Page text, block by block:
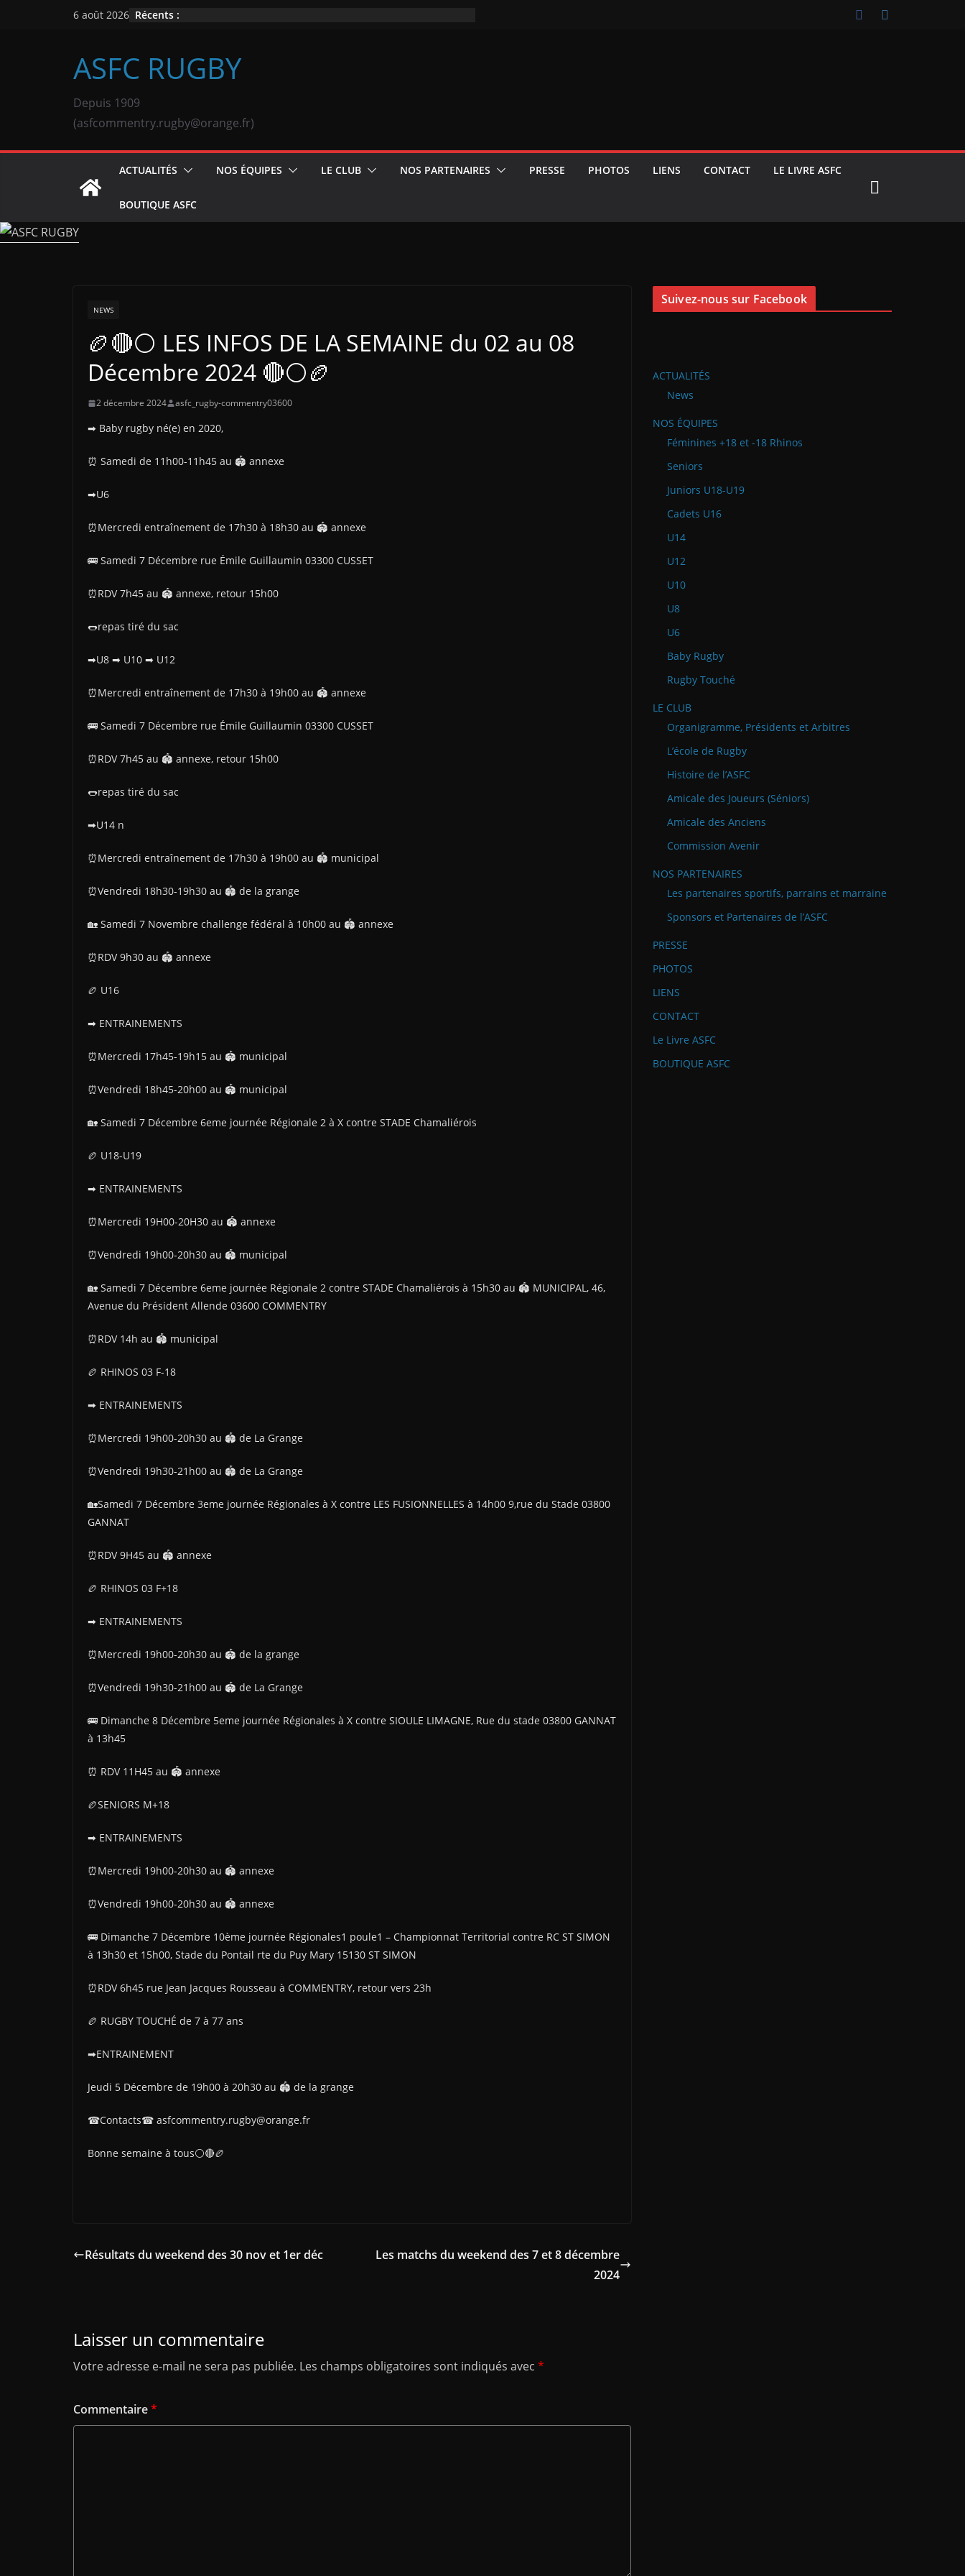
6 août 2026 Récents :
ASFC RUGBY
Depuis 1909
(asfcommentry.rugby@orange.fr)
ACTUALITÉS NOS ÉQUIPES LE CLUB NOS PARTENAIRES PRESSE PHOTOS LIENS CONTACT LE LIVRE ASFC
BOUTIQUE ASFC
NEWS
🏉🔴⚪ LES INFOS DE LA SEMAINE du 02 au 08
Décembre 2024 🔴⚪🏉
2 décembre 2024 asfc_rugby-commentry03600
➡ Baby rugby né(e) en 2020,
⏰ Samedi de 11h00-11h45 au 🏟 annexe
➡U6
⏰Mercredi entraînement de 17h30 à 18h30 au 🏟 annexe
🚌 Samedi 7 Décembre rue Émile Guillaumin 03300 CUSSET
⏰RDV 7h45 au 🏟 annexe, retour 15h00
🌭repas tiré du sac
➡U8 ➡ U10 ➡ U12
⏰Mercredi entraînement de 17h30 à 19h00 au 🏟 annexe
🚌 Samedi 7 Décembre rue Émile Guillaumin 03300 CUSSET
⏰RDV 7h45 au 🏟 annexe, retour 15h00
🌭repas tiré du sac
➡U14 n
⏰Mercredi entraînement de 17h30 à 19h00 au 🏟 municipal
⏰Vendredi 18h30-19h30 au 🏟 de la grange
🏡 Samedi 7 Novembre challenge fédéral à 10h00 au 🏟 annexe
⏰RDV 9h30 au 🏟 annexe
🏉 U16
➡ ENTRAINEMENTS
⏰Mercredi 17h45-19h15 au 🏟 municipal
⏰Vendredi 18h45-20h00 au 🏟 municipal
🏡 Samedi 7 Décembre 6eme journée Régionale 2 à X contre STADE Chamaliérois
🏉 U18-U19
➡ ENTRAINEMENTS
⏰Mercredi 19H00-20H30 au 🏟 annexe
⏰Vendredi 19h00-20h30 au 🏟 municipal
🏡 Samedi 7 Décembre 6eme journée Régionale 2 contre STADE Chamaliérois à 15h30 au 🏟 MUNICIPAL, 46,
Avenue du Président Allende 03600 COMMENTRY
⏰RDV 14h au 🏟 municipal
🏉 RHINOS 03 F-18
➡ ENTRAINEMENTS
⏰Mercredi 19h00-20h30 au 🏟 de La Grange
⏰Vendredi 19h30-21h00 au 🏟 de La Grange
🏡Samedi 7 Décembre 3eme journée Régionales à X contre LES FUSIONNELLES à 14h00 9,rue du Stade 03800
GANNAT
⏰RDV 9H45 au 🏟 annexe
🏉 RHINOS 03 F+18
➡ ENTRAINEMENTS
⏰Mercredi 19h00-20h30 au 🏟 de la grange
⏰Vendredi 19h30-21h00 au 🏟 de La Grange
🚌 Dimanche 8 Décembre 5eme journée Régionales à X contre SIOULE LIMAGNE, Rue du stade 03800 GANNAT
à 13h45
⏰ RDV 11H45 au 🏟 annexe
🏉SENIORS M+18
➡ ENTRAINEMENTS
⏰Mercredi 19h00-20h30 au 🏟 annexe
⏰Vendredi 19h00-20h30 au 🏟 annexe
🚌 Dimanche 7 Décembre 10ème journée Régionales1 poule1 – Championnat Territorial contre RC ST SIMON
à 13h30 et 15h00, Stade du Pontail rte du Puy Mary 15130 ST SIMON
⏰RDV 6h45 rue Jean Jacques Rousseau à COMMENTRY, retour vers 23h
🏉 RUGBY TOUCHÉ de 7 à 77 ans
➡ENTRAINEMENT
Jeudi 5 Décembre de 19h00 à 20h30 au 🏟 de la grange
☎Contacts☎ asfcommentry.rugby@orange.fr
Bonne semaine à tous⚪🔴🏉
Résultats du weekend des 30 nov et 1er déc
Les matchs du weekend des 7 et 8 décembre
2024
Laisser un commentaire
Votre adresse e-mail ne sera pas publiée. Les champs obligatoires sont indiqués avec *
Commentaire*
Suivez-nous sur Facebook
ACTUALITÉS
News
NOS ÉQUIPES
Féminines +18 et -18 Rhinos
Seniors
Juniors U18-U19
Cadets U16
U14
U12
U10
U8
U6
Baby Rugby
Rugby Touché
LE CLUB
Organigramme, Présidents et Arbitres
L’école de Rugby
Histoire de l’ASFC
Amicale des Joueurs (Séniors)
Amicale des Anciens
Commission Avenir
NOS PARTENAIRES
Les partenaires sportifs, parrains et marraine
Sponsors et Partenaires de l’ASFC
PRESSE
PHOTOS
LIENS
CONTACT
Le Livre ASFC
BOUTIQUE ASFC